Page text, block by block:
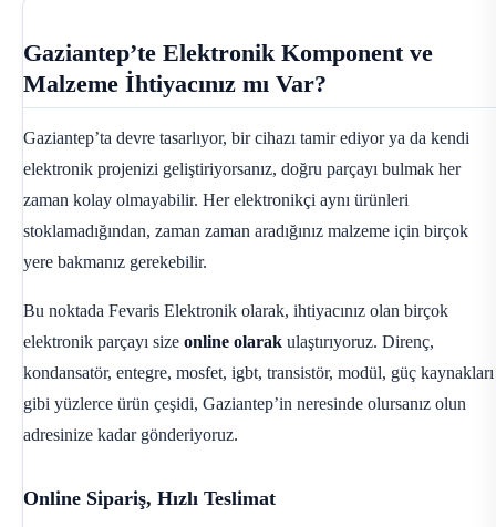
Gaziantep’te Elektronik Komponent ve
Malzeme İhtiyacınız mı Var?
Gaziantep’ta devre tasarlıyor, bir cihazı tamir ediyor ya da kendi
elektronik projenizi geliştiriyorsanız, doğru parçayı bulmak her
zaman kolay olmayabilir. Her elektronikçi aynı ürünleri
stoklamadığından, zaman zaman aradığınız malzeme için birçok
yere bakmanız gerekebilir.
Bu noktada Fevaris Elektronik olarak, ihtiyacınız olan birçok
elektronik parçayı size online olarak ulaştırıyoruz. Direnç,
kondansatör, entegre, mosfet, igbt, transistör, modül, güç kaynakları
gibi yüzlerce ürün çeşidi, Gaziantep’in neresinde olursanız olun
adresinize kadar gönderiyoruz.
Online Sipariş, Hızlı Teslimat